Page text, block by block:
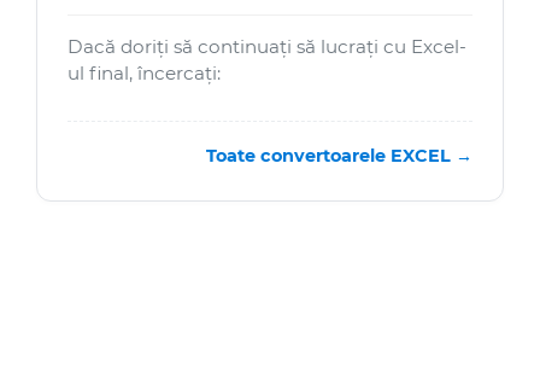
Dacă doriți să continuați să lucrați cu Excel-
ul final, încercați:
Toate convertoarele EXCEL →